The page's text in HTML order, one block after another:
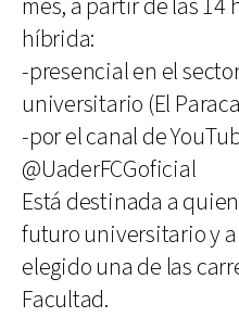
mes, a partir de las 14
híbrida:
-presencial en el
universitario (El
-por el canal de
@UaderFCGoficial
Está destinada a
futuro universitario y
elegido una de las
Facultad.